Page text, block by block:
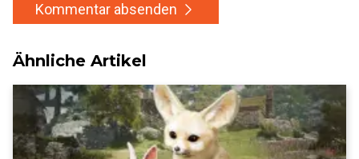
Kommentar absenden
Ähnliche Artikel